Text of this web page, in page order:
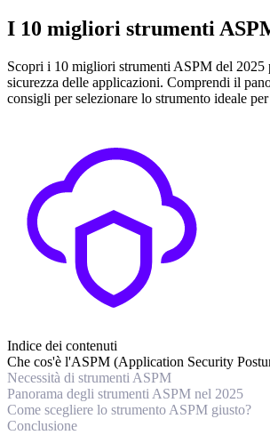
I 10 migliori strumenti
Scopri i 10 migliori strumenti ASPM del 2025
sicurezza delle applicazioni. Comprendi il
consigli per selezionare lo strumento ideale
Indice dei contenuti
Che cos'è l'ASPM (Application Security
Necessità di strumenti ASPM
Panorama degli strumenti ASPM nel 2025
Come scegliere lo strumento ASPM giusto?
Conclusione